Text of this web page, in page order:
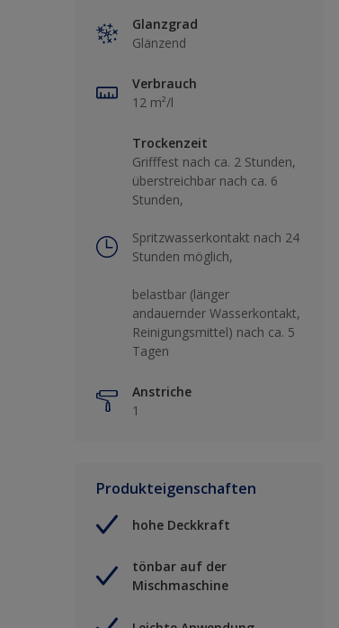
Glanzgrad
Glänzend
Verbrauch
12 m²/l
Trockenzeit
Grifffest nach ca. 2 Stunden,
überstreichbar nach ca. 6
Stunden,
Spritzwasserkontakt nach 24
Stunden möglich,
belastbar (länger
andauernder Wasserkontakt,
Reinigungsmittel) nach ca. 5
Tagen
Anstriche
1
Produkteigenschaften
hohe Deckkraft
tönbar auf der
Mischmaschine